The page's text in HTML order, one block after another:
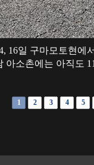
16일 구마모토현에
아소촌에는 아직도
1 2 3 4 5